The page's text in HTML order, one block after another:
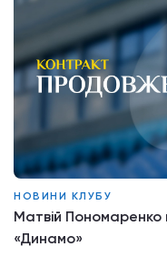
НОВИНИ КЛУБУ
Матвій Пономаренко
«Динамо»